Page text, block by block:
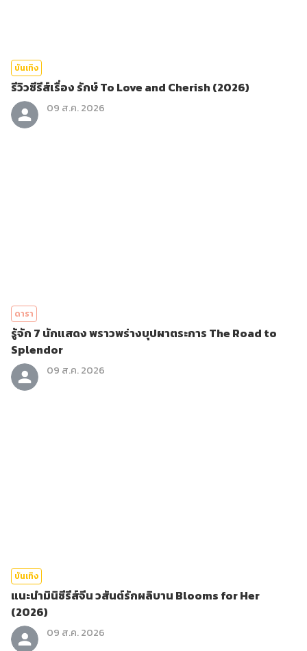
บันเทิง
รีวิวซีรีส์เรื่อง รักษ์ To Love and Cherish (2026)
09 ส.ค. 2026
ดารา
รู้จัก 7 นักแสดง พราวพร่างบุปผาตระการ The Road to
Splendor
09 ส.ค. 2026
บันเทิง
แนะนำมินิซีรีส์จีน วสันต์รักผลิบาน Blooms for Her
(2026)
09 ส.ค. 2026